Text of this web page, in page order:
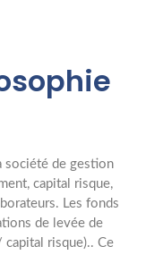
société de gestion
capital risque,
Les fonds
de levée de
risque).. Ce